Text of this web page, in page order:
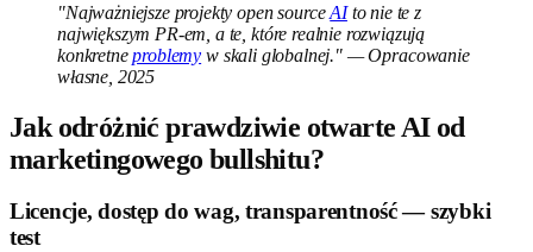
"Najważniejsze projekty open sourceAIto nie te z
największym PR-em, a te, które realnie rozwiązują
konkretneproblemy w skali globalnej." — Opracowanie
własne, 2025
Jak odróżnić prawdziwie otwarte AI od
marketingowego bullshitu?
Licencje, dostęp do wag, transparentność — szybki
test